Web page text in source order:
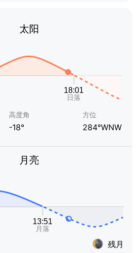
太阳
高度角
-18°
方位
284°WNW
月亮
残月